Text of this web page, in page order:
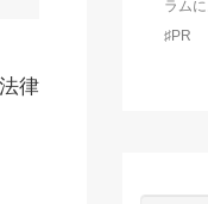
律
ラム
♯PR